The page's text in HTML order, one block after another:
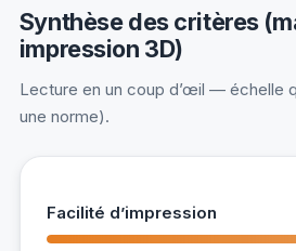
Synthèse des critères
impression 3D)
Lecture en un coup d’œil — échelle
une norme).
Facilité d’impression